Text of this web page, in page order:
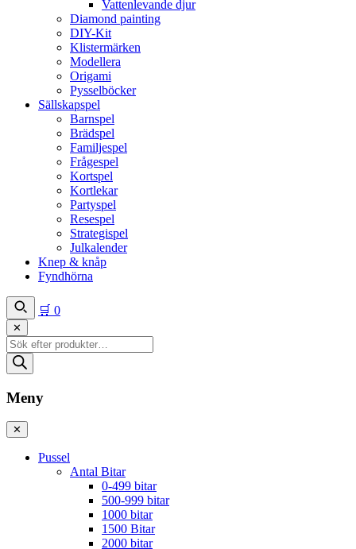
Vattenlevande djur
Diamond painting
DIY-Kit
Klistermärken
Modellera
Origami
Pysselböcker
Sällskapspel
Barnspel
Brädspel
Familjespel
Frågespel
Kortspel
Kortlekar
Partyspel
Resespel
Strategispel
Julkalender
Knep & knåp
Fyndhörna
🛒 0
✕
Produktsökning
Meny
✕
Pussel
Antal Bitar
0-499 bitar
500-999 bitar
1000 bitar
1500 Bitar
2000 bitar